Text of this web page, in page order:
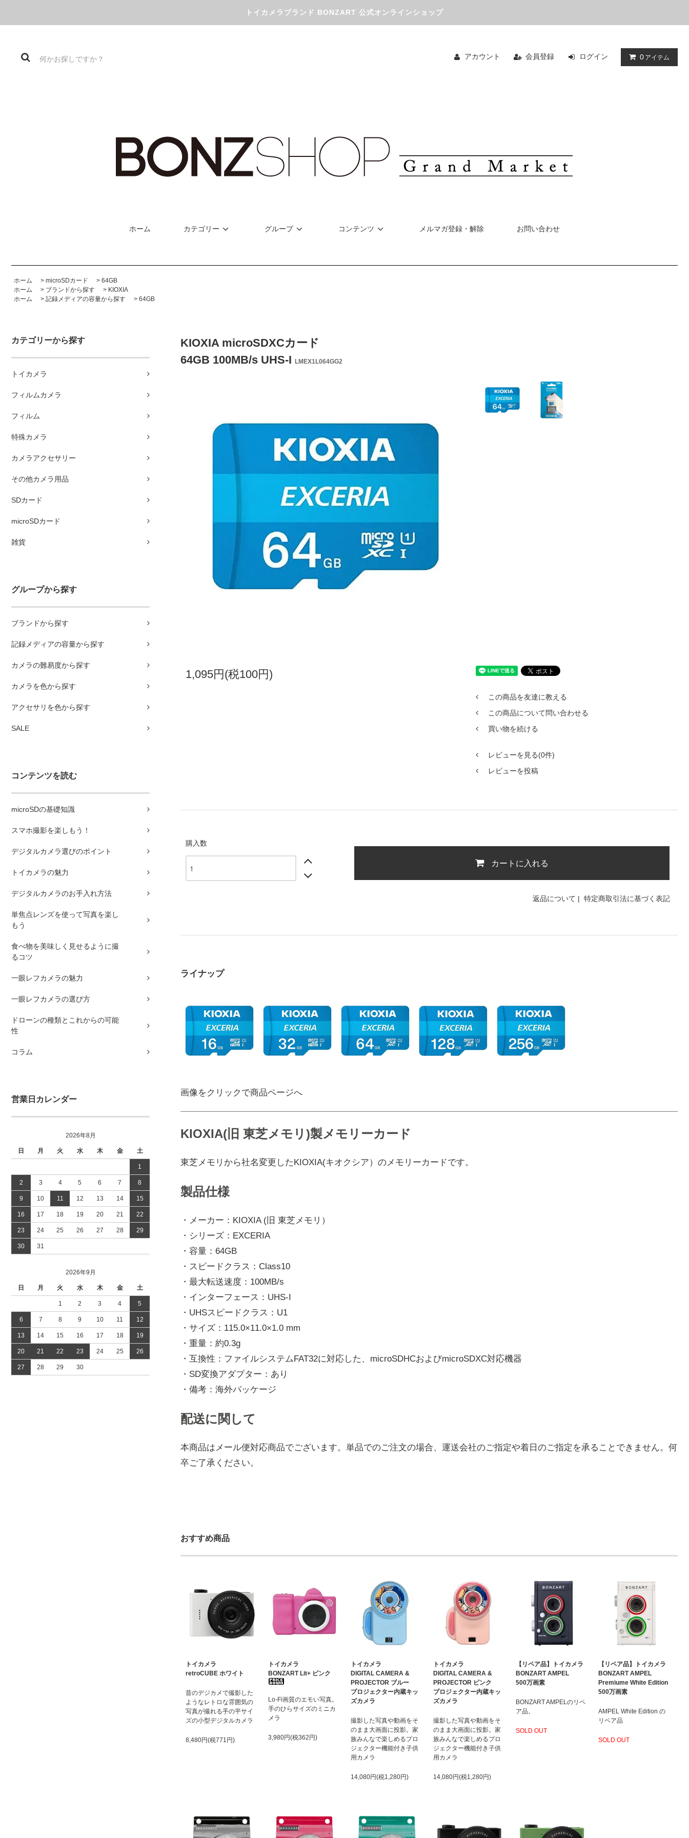
トイカメラブランド BONZART 公式オンラインショップ
アカウント 会員登録 ログイン 0 アイテム
ホーム カテゴリー グループ コンテンツ メルマガ登録・解除 お問い合わせ
ホーム > microSDカード > 64GB
ホーム
> ブランドから探す > KIOXIA
ホーム
> 記録メディアの容量から探す > 64GB
カテゴリーから探す
トイカメラ
フィルムカメラ
フィルム
特殊カメラ
カメラアクセサリー
その他カメラ用品
SDカード
microSDカード
雑貨
グループから探す
ブランドから探す
記録メディアの容量から探す
カメラの難易度から探す
カメラを色から探す
アクセサリを色から探す
SALE
コンテンツを読む
microSDの基礎知識
スマホ撮影を楽しもう！
デジタルカメラ選びのポイント
トイカメラの魅力
デジタルカメラのお手入れ方法
単焦点レンズを使って写真を楽し
もう
食べ物を美味しく見せるように撮
るコツ
一眼レフカメラの魅力
一眼レフカメラの選び方
ドローンの種類とこれからの可能
性
コラム
営業日カレンダー
2026年8月
日 月 火 水 木 金 土
1
2 3 4 5 6 7 8
9 10 11 12 13 14 15
16 17 18 19 20 21 22
23 24 25 26 27 28 29
30 31
2026年9月
日 月 火 水 木 金 土
1 2 3 4 5
6 7 8 9 10 11 12
13 14 15 16 17 18 19
20 21 22 23 24 25 26
27 28 29 30
KIOXIA microSDXCカード
64GB 100MB/s UHS-I
LMEX1L064GG2
1,095円(税100円)
この商品を友達に教える
この商品について問い合わせる
買い物を続ける
レビューを見る(0件)
レビューを投稿
購入数
カートに入れる
返品について | 特定商取引法に基づく表記
ライナップ
画像をクリックで商品ページへ
KIOXIA(旧 東芝メモリ)製メモリーカード
東芝メモリから社名変更したKIOXIA(キオクシア）のメモリーカードです。
製品仕様
・メーカー：KIOXIA (旧 東芝メモリ）
・シリーズ：EXCERIA
・容量：64GB
・スピードクラス：Class10
・最大転送速度：100MB/s
・インターフェース：UHS-I
・UHSスピードクラス：U1
・サイズ：115.0×11.0×1.0 mm
・重量：約0.3g
・互換性：ファイルシステムFAT32に対応した、microSDHCおよびmicroSDXC対応機器
・SD変換アダプター：あり
・備考：海外パッケージ
配送に関して
本商品はメール便対応商品でございます。単品でのご注文の場合、運送会社のご指定や着日のご指定を承ることできません。何
卒ご了承ください。
おすすめ商品
トイカメラ
retroCUBE ホワイト
昔のデジカメで撮影した
ようなレトロな雰囲気の
写真が撮れる手の平サイ
ズの小型デジタルカメラ
8,480円(税771円)
トイカメラ
BONZART Lit+ ピンク
Lo-Fi画質のエモい写真。
手のひらサイズのミニカ
メラ
3,980円(税362円)
トイカメラ
DIGITAL CAMERA &
PROJECTOR ブルー
プロジェクター内蔵キッ
ズカメラ
撮影した写真や動画をそ
のまま大画面に投影。家
族みんなで楽しめるプロ
ジェクター機能付き子供
用カメラ
14,080円(税1,280円)
トイカメラ
DIGITAL CAMERA &
PROJECTOR ピンク
プロジェクター内蔵キッ
ズカメラ
撮影した写真や動画をそ
のまま大画面に投影。家
族みんなで楽しめるプロ
ジェクター機能付き子供
用カメラ
14,080円(税1,280円)
【リペア品】トイカメラ
BONZART AMPEL
500万画素
BONZART AMPELのリペ
ア品。
SOLD OUT
【リペア品】トイカメラ
BONZART AMPEL
Premiume White Edition
500万画素
AMPEL White Edition の
リペア品
SOLD OUT